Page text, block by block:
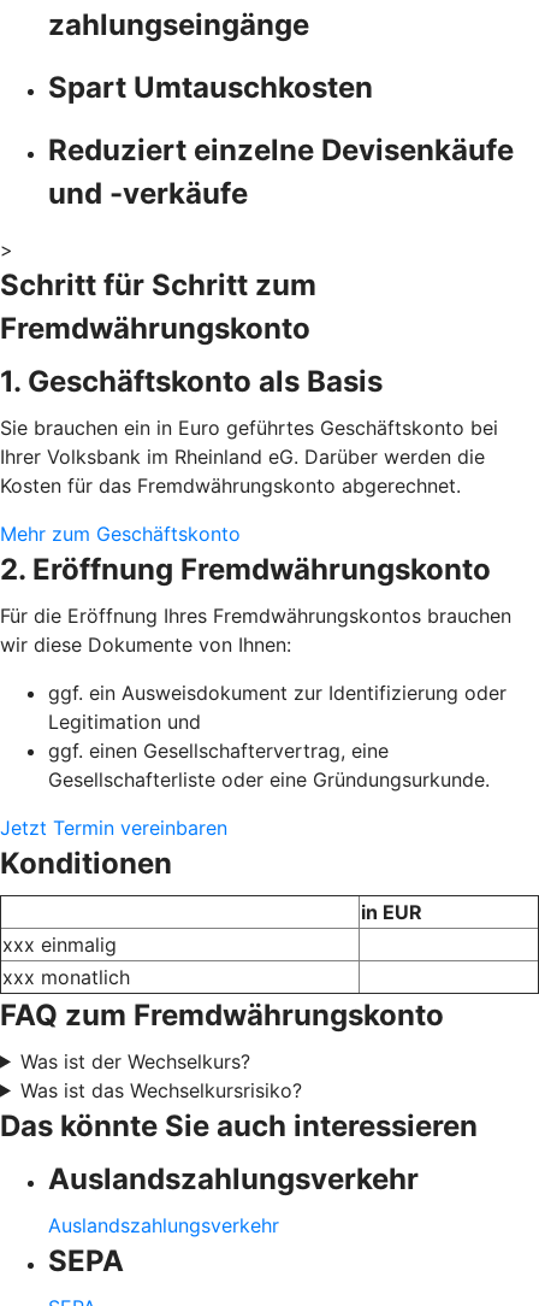
zahlungseingänge
Spart Umtauschkosten
Reduziert einzelne Devisenkäufe
und -verkäufe
>
Schritt für Schritt zum
Fremdwährungskonto
1. Geschäftskonto als Basis
Sie brauchen ein in Euro geführtes Geschäftskonto bei
Ihrer Volksbank im Rheinland eG. Darüber werden die
Kosten für das Fremdwährungskonto abgerechnet.
Mehr zum Geschäftskonto
2. Eröffnung Fremdwährungskonto
Für die Eröffnung Ihres Fremdwährungskontos brauchen
wir diese Dokumente von Ihnen:
ggf. ein Ausweisdokument zur Identifizierung oder
Legitimation und
ggf. einen Gesellschaftervertrag, eine
Gesellschafterliste oder eine Gründungsurkunde.
Jetzt Termin vereinbaren
Konditionen
in EUR
xxx einmalig
xxx monatlich
FAQ zum Fremdwährungskonto
Was ist der Wechselkurs?
Was ist das Wechselkursrisiko?
Das könnte Sie auch interessieren
Auslandszahlungsverkehr
Auslandszahlungsverkehr
SEPA